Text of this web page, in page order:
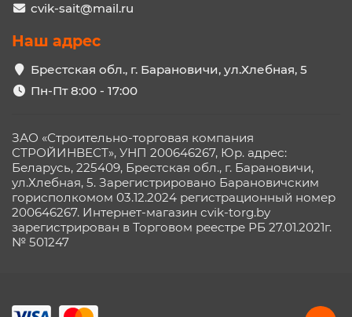
cvik-sait@mail.ru
Наш адрес
Брестская обл., г. Барановичи, ул.Хлебная, 5
Пн-Пт 8:00 - 17:00
ЗАО «Строительно-торговая компания
СТРОЙИНВЕСТ», УНП 200646267, Юр. адрес:
Беларусь, 225409, Брестская обл., г. Барановичи,
ул.Хлебная, 5. Зарегистрировано Барановичским
горисполкомом 03.12.2024 регистрационный номер
200646267. Интернет-магазин cvik-torg.by
зарегистрирован в Торговом реестре РБ 27.01.2021г.
№ 501247